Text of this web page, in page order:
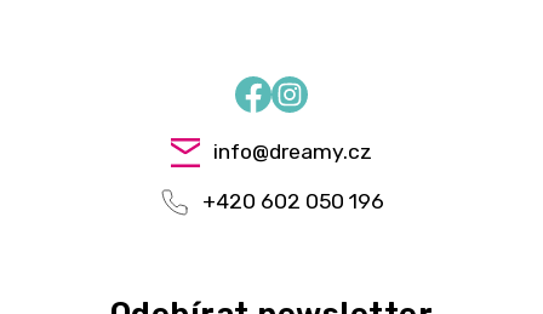
FacebookInstagram
info@dreamy.cz
+420 602 050 196